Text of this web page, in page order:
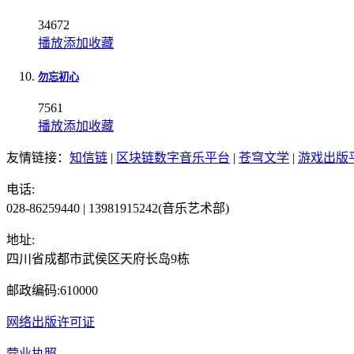
34672
播放添加收藏
勿忘初心
7561
播放添加收藏
友情链接： 知信链 | 区块链数字音乐平台 | 苍穹文学 | 游戏出版
电话:
028-86259440 | 13981915242(音乐艺术部)
地址:
四川省成都市武侯区天府长岛9栋
邮政编码:610000
网络出版许可证